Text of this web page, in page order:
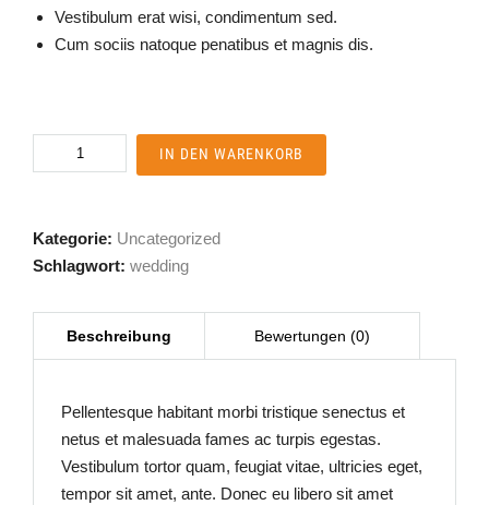
Vestibulum erat wisi, condimentum sed.
Cum sociis natoque penatibus et magnis dis.
&
Set
Menge
IN DEN WARENKORB
Kategorie: Uncategorized
Schlagwort: wedding
Pellentesque habitant morbi tristique senectus et
netus et malesuada fames ac turpis egestas.
Vestibulum tortor quam, feugiat vitae, ultricies eget,
tempor sit amet, ante. Donec eu libero sit amet